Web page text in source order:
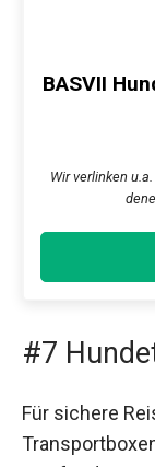
BASVII
Wir verlinken
#7
Für sichere